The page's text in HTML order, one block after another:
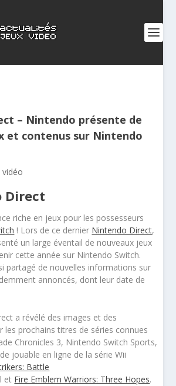
– Nintendo présente de
et contenus sur Nintendo
vidéo
Direct
riche en jeux pour les possesseurs
! Lors de ce dernier Nintendo Direct,
un large éventail de nouveaux jeux
cette année sur Nintendo Switch.
partagé de nouvelles informations sur
annoncés, dont leur date de
a révélé des images et des
les prochains titres de séries connues
Chronicles 3, Nintendo Switch Sports,
jouable en ligne de la série Wii
Battle
et Fire Emblem Warriors: Three Hopes.